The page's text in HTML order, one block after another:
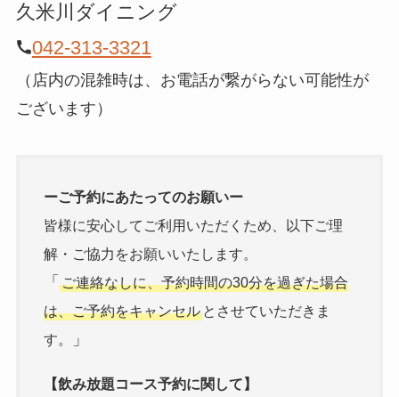
久米川ダイニング
042-313-3321
（店内の混雑時は、お電話が繋がらない可能性が
ございます）
ーご予約にあたってのお願いー
皆様に安心してご利用いただくため、以下ご理
解・ご協力をお願いいたします。
「 ご連絡なしに、予約時間の30分を過ぎた場合
は、ご予約をキャンセルとさせていただきま
す。
」
【飲み放題コース予約に関して】